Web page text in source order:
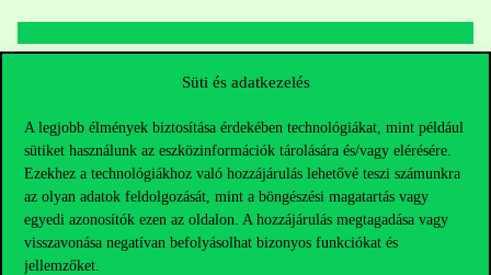
Süti és adatkezelés
A legjobb élmények biztosítása érdekében technológiákat, mint például
sütiket használunk az eszközinformációk tárolására és/vagy elérésére.
Ezekhez a technológiákhoz való hozzájárulás lehetővé teszi számunkra
az olyan adatok feldolgozását, mint a böngészési magatartás vagy
egyedi azonosítók ezen az oldalon. A hozzájárulás megtagadása vagy
visszavonása negatívan befolyásolhat bizonyos funkciókat és
jellemzőket.
+36 1 482 5000
Kérdésed van a felvételivel kapcsolatban?
Oktatói elérhetőségek
HUB jelenlegi hallgatóinknak